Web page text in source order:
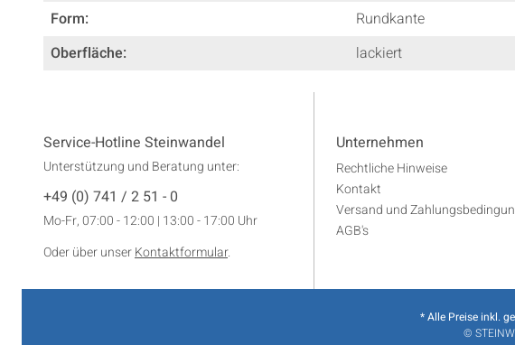
Form:
Rundkante
Oberfläche:
lackiert
Service-Hotline Steinwandel
Unterstützung und Beratung unter:
+49 (0) 741 / 2 51 - 0
Mo-Fr, 07:00 - 12:00 | 13:00 - 17:00 Uhr
Oder über unserKontaktformular.
Unternehmen
Rechtliche Hinweise
Kontakt
Versand und
AGB's
* Alle Preise inkl.
©